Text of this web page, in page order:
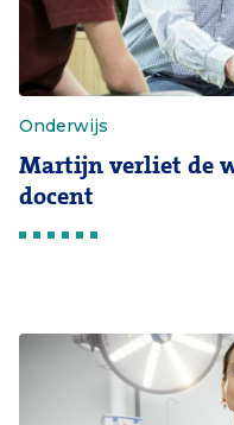
Onderwijs
Martijn verliet de
docent